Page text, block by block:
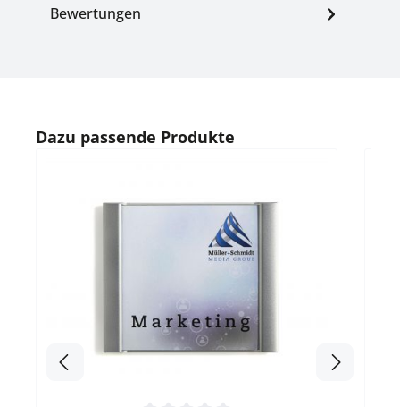
Bewertungen
Produktgalerie überspringen
Dazu passende Produkte